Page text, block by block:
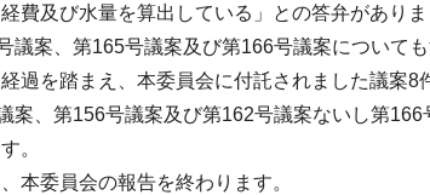
費及び水量を算出している」との答弁がありま
議案、第165号議案及び第166号議案について
過を踏まえ、本委員会に付託されました議案
案、第156号議案及び第162号議案ないし第
。
本委員会の報告を終わります。